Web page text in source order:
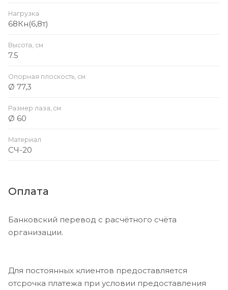
Нагрузка
68Кн(6,8т)
Высота, см
7.5
Опорная плоскость, см
Ø 77,3
Размер лаза, cм
Ø 60
Материал
СЧ-20
Оплата
Банковский перевод с расчётного счёта
организации.
Для постоянных клиентов предоставляется
отсрочка платежа при условии предоставления